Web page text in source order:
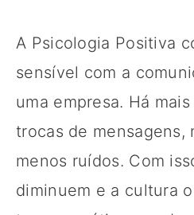
A Psicologia Positiva
sensível com a
uma empresa. Há
trocas de mensagens,
menos ruídos. Com
diminuem e a cultura